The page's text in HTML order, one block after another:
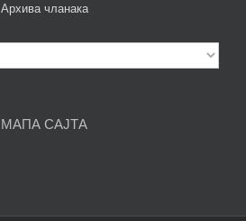
Архива чланака
МАПА САЈТА